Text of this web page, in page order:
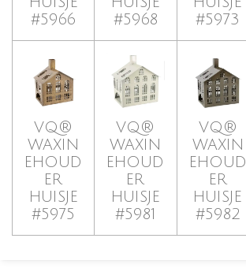
#5966
#5968
#5973
VQ®
WAXIN
EHOUD
ER
HUISJE
#5975
VQ®
WAXIN
EHOUD
ER
HUISJE
#5981
VQ®
WAXIN
EHOUD
ER
HUISJE
#5982